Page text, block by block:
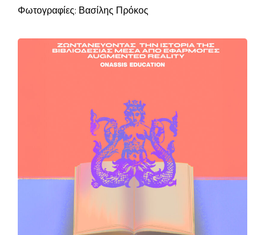
Φωτογραφίες: Βασίλης Πρόκος